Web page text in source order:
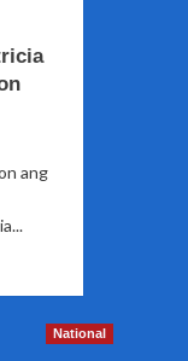
ang
National